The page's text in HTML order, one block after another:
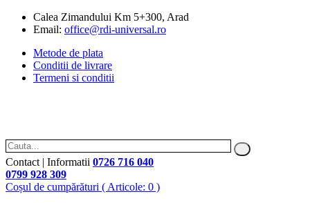
Calea Zimandului Km 5+300, Arad
Email: office@rdi-universal.ro
Metode de plata
Conditii de livrare
Termeni si conditii
Contact | Informatii 0726 716 040
0799 928 309
Coșul de cumpărături ( Articole: 0 )